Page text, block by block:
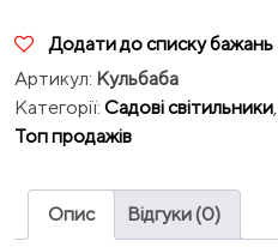
Додати до списку бажань
Артикул: Кульбаба
Категорії: Садові світильники,
Топ продажів
Опис Відгуки (0)